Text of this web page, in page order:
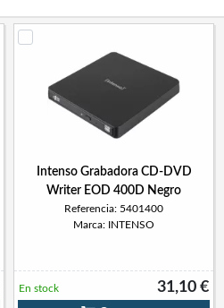
Intenso Grabadora CD-DVD
Writer EOD 400D Negro
Referencia: 5401400
Marca: INTENSO
31,10 €
En stock